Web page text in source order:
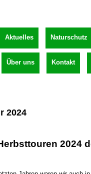
Aktuelles Naturschutz
Über uns Kontakt
2024
2024